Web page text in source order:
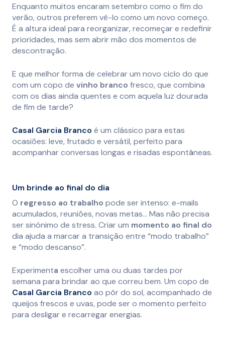
Enquanto muitos encaram setembro como o fim do
verão, outros preferem vê-lo como um novo começo.
É a altura ideal para reorganizar, recomeçar e redefinir
prioridades, mas sem abrir mão dos momentos de
descontração.
E que melhor forma de celebrar um novo ciclo do que
com um copo devinho branco fresco, que combina
com os dias ainda quentes e com aquela luz dourada
de fim de tarde?
Casal Garcia Branco é um clássico para estas
ocasiões: leve, frutado e versátil, perfeito para
acompanhar conversas longas e risadas espontâneas.
Um brinde ao final do dia
O regresso ao trabalho pode ser intenso: e-mails
acumulados, reuniões, novas metas… Mas não precisa
ser sinónimo de stress. Criar um momento ao final do
dia ajuda a marcar a transição entre “modo trabalho”
e “modo descanso”.
Experimenta escolher uma ou duas tardes por
semana para brindar ao que correu bem. Um copo de
Casal Garcia Branco ao pôr do sol, acompanhado de
queijos frescos e uvas, pode ser o momento perfeito
para desligar e recarregar energias.